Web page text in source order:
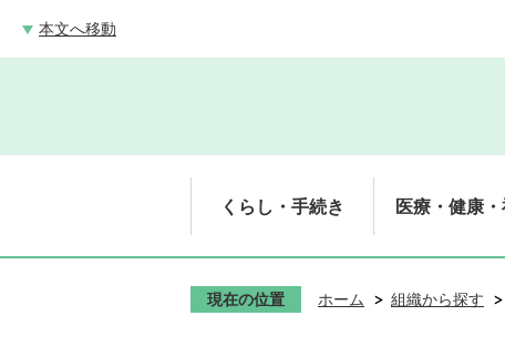
本文へ移動
くらし・手続き 医療・健康
現在の位置 ホーム 組織から探す